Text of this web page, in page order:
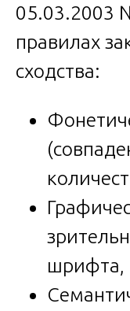
05.03.2003
правилах
сходства:
шрифта,